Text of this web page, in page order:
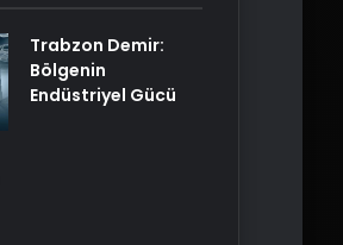
Trabzon Demir:
Bölgenin
Endüstriyel Gücü